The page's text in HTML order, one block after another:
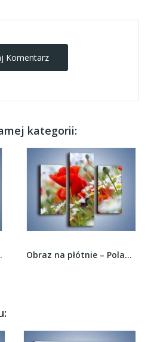
Komentarz
kategorii:
róż –... Obraz na płótnie – Polana pełna kwiatów –...